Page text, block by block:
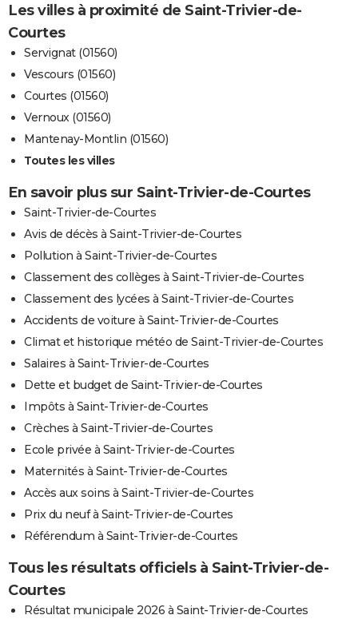
Les villes à proximité de Saint-Trivier-de-
Courtes
Servignat (01560)
Vescours (01560)
Courtes (01560)
Vernoux (01560)
Mantenay-Montlin (01560)
Toutes les villes
En savoir plus sur Saint-Trivier-de-Courtes
Saint-Trivier-de-Courtes
Avis de décès à Saint-Trivier-de-Courtes
Pollution à Saint-Trivier-de-Courtes
Classement des collèges à Saint-Trivier-de-Courtes
Classement des lycées à Saint-Trivier-de-Courtes
Accidents de voiture à Saint-Trivier-de-Courtes
Climat et historique météo de Saint-Trivier-de-Courtes
Salaires à Saint-Trivier-de-Courtes
Dette et budget de Saint-Trivier-de-Courtes
Impôts à Saint-Trivier-de-Courtes
Crèches à Saint-Trivier-de-Courtes
Ecole privée à Saint-Trivier-de-Courtes
Maternités à Saint-Trivier-de-Courtes
Accès aux soins à Saint-Trivier-de-Courtes
Prix du neuf à Saint-Trivier-de-Courtes
Référendum à Saint-Trivier-de-Courtes
Tous les résultats officiels à Saint-Trivier-de-
Courtes
Résultat municipale 2026 à Saint-Trivier-de-Courtes